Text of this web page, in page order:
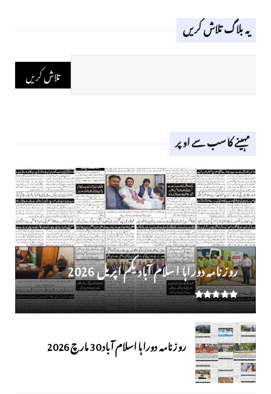
یہ بلاگ تلاش کریں
مہینے کا سب سے اوپر
روز نامہ دوراہا اسلام آباد یکم اپریل 2026
روزنامہ دوراہا اسلام آباد 30 مارچ 2026